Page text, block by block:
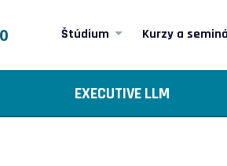
Štúdium Kurzy a
EXECUTIVE LLM